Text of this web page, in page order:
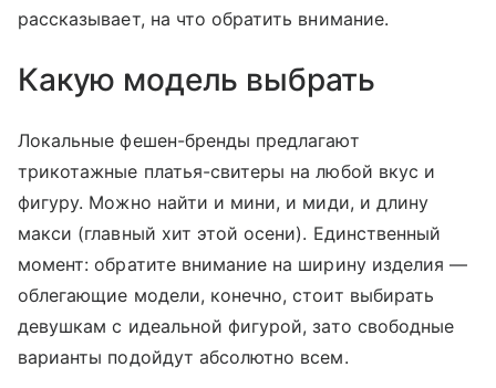
рассказывает, на что обратить внимание.
Какую модель выбрать
Локальные фешен-бренды предлагают
трикотажные платья-свитеры на любой вкус и
фигуру. Можно найти и мини, и миди, и длину
макси (главный хит этой осени). Единственный
момент: обратите внимание на ширину изделия —
облегающие модели, конечно, стоит выбирать
девушкам с идеальной фигурой, зато свободные
варианты подойдут абсолютно всем.